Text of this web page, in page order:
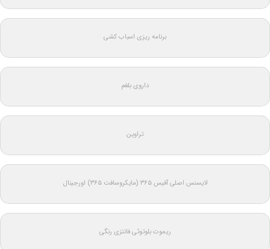
برنامه ریزی اسباب کشی
داروی بلغم
تراوین
لایسنس اصلی آفیس ۳۶۵ (مایکروسافت ۳۶۵) اورجینال
ریموت بلوتوثی فانتزی رنگی